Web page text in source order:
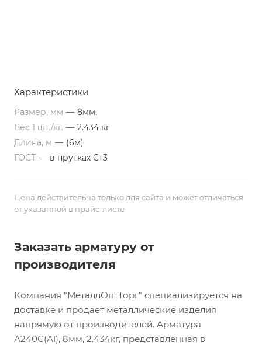
Характеристики
Размер, мм — 8мм.
Вес 1 шт./кг. — 2.434 кг
Длина, м — (6м)
ГОСТ — в прутках Ст3
Цена действительна только для сайта и может отличаться
от указанной в прайс-листе
Заказать арматуру от
производителя
Компания "МеталлОптТорг" специализируется на
доставке и продает металлические изделия
напрямую от производителей. Арматура
А240С(А1), 8мм, 2.434кг, представленная в